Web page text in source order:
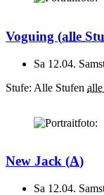
Voguing (alle
Sa 12.04.
Stufe: Alle Stufen
New Jack (A)
Sa 12.04.